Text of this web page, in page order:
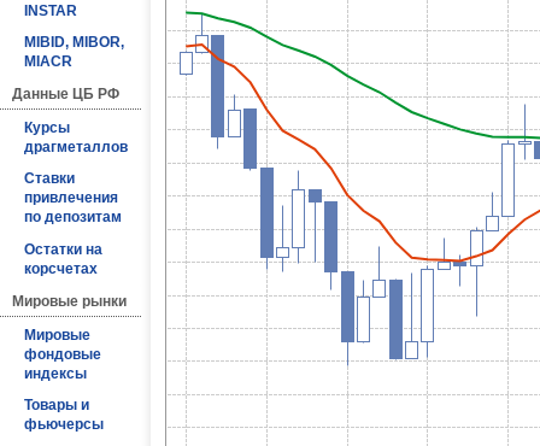
INSTAR
MIBID, MIBOR,
MIACR
Данные ЦБ РФ
Курсы
драгметаллов
Ставки
привлечения
по депозитам
Остатки на
корсчетах
Мировые рынки
Мировые
фондовые
индексы
Товары и
фьючерсы